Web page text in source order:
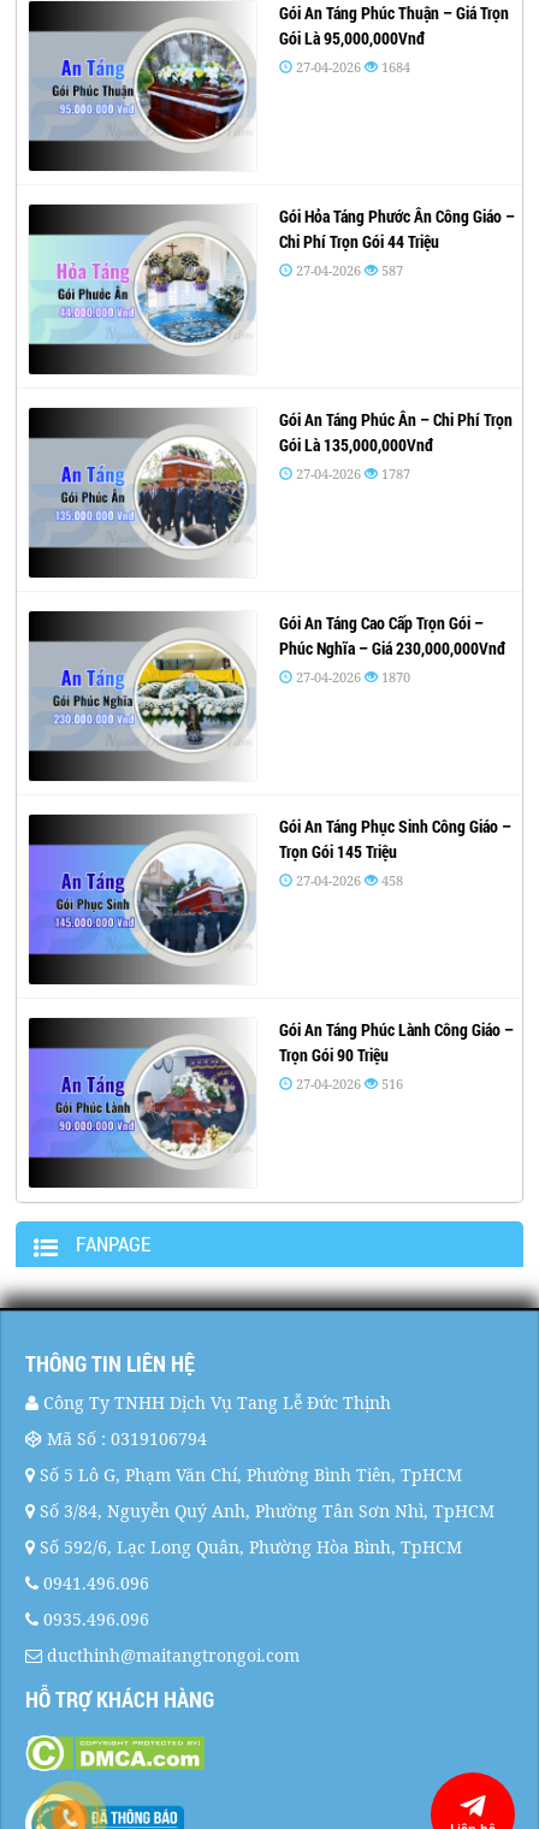
Gói An Táng Phúc Thuận – Giá Trọn
Gói Là 95,000,000Vnđ
27-04-2026 1684
Gói Hỏa Táng Phước Ân Công Giáo –
Chi Phí Trọn Gói 44 Triệu
27-04-2026 587
Gói An Táng Phúc Ân – Chi Phí Trọn
Gói Là 135,000,000Vnđ
27-04-2026 1787
Gói An Táng Cao Cấp Trọn Gói –
Phúc Nghĩa – Giá 230,000,000Vnđ
27-04-2026 1870
Gói An Táng Phục Sinh Công Giáo –
Trọn Gói 145 Triệu
27-04-2026 458
Gói An Táng Phúc Lành Công Giáo –
Trọn Gói 90 Triệu
27-04-2026 516
FANPAGE
THÔNG TIN LIÊN HỆ
Công Ty TNHH Dịch Vụ Tang Lễ Đức Thịnh
Mã Số : 0319106794
Số 5 Lô G, Phạm Văn Chí, Phường Bình Tiên, TpHCM
Số 3/84, Nguyễn Quý Anh, Phường Tân Sơn Nhì, TpHCM
Số 592/6, Lạc Long Quân, Phường Hòa Bình, TpHCM
0941.496.096
0935.496.096
ducthinh@maitangtrongoi.com
HỖ TRỢ KHÁCH HÀNG